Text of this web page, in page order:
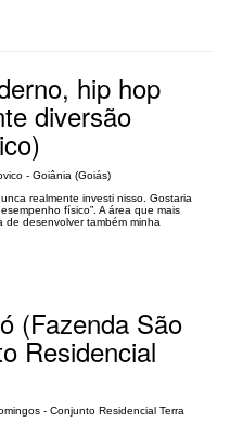
hip hop
diversão
- Goiânia (Goiás)
realmente investi nisso. Gostaria
físico”. A área que mais
desenvolver também minha
(Fazenda São
Residencial
- Conjunto Residencial Terra